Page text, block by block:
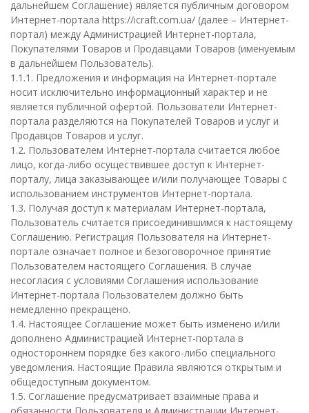
дальнейшем Соглашение) является публичным договором
Интернет-портала https://icraft.com.ua/ (далее – Интернет-
портал) между Администрацией Интернет-портала,
Покупателями Товаров и Продавцами Товаров (именуемым
в дальнейшем Пользователь).
1.1.1. Предложения и информация на Интернет-портале
носит исключительно информационный характер и не
является публичной офертой. Пользователи Интернет-
портала разделяются на Покупателей Товаров и услуг и
Продавцов Товаров и услуг.
1.2. Пользователем Интернет-портала считается любое
лицо, когда-либо осуществившее доступ к Интернет-
порталу, лица заказывающее и/или получающее Товары с
использованием инструментов Интернет-портала.
1.3. Получая доступ к материалам Интернет-портала,
Пользователь считается присоединившимся к настоящему
Соглашению. Регистрация Пользователя на Интернет-
портале означает полное и безоговорочное принятие
Пользователем настоящего Соглашения. В случае
несогласия с условиями Соглашения использование
Интернет-портала Пользователем должно быть
немедленно прекращено.
1.4. Настоящее Соглашение может быть изменено и/или
дополнено Администрацией Интернет-портала в
одностороннем порядке без какого-либо специального
уведомления. Настоящие Правила являются открытым и
общедоступным документом.
1.5. Соглашение предусматривает взаимные права и